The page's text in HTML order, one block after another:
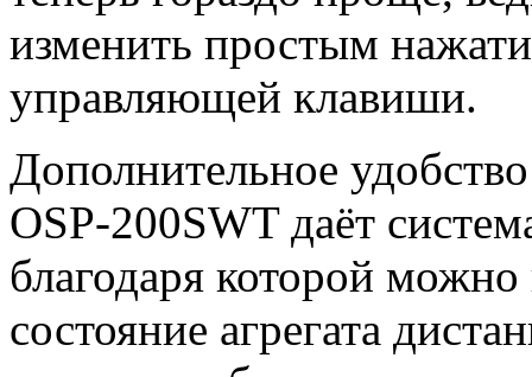
изменить простым
управляющей клавиши.
Дополнительное
OSP-200SWT даёт
благодаря которой можно
состояние агрегата